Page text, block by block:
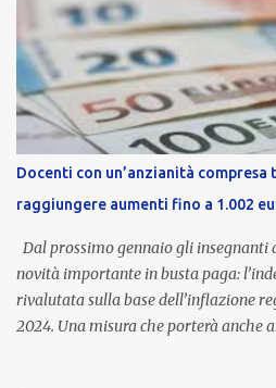
Docenti con un’anzianità compresa
raggiungere aumenti fino a 1.002
Dal prossimo gennaio gli insegnanti
novità importante in busta paga:
rivalutata sulla base dell’inflazione
2024. Una misura che porterà anche